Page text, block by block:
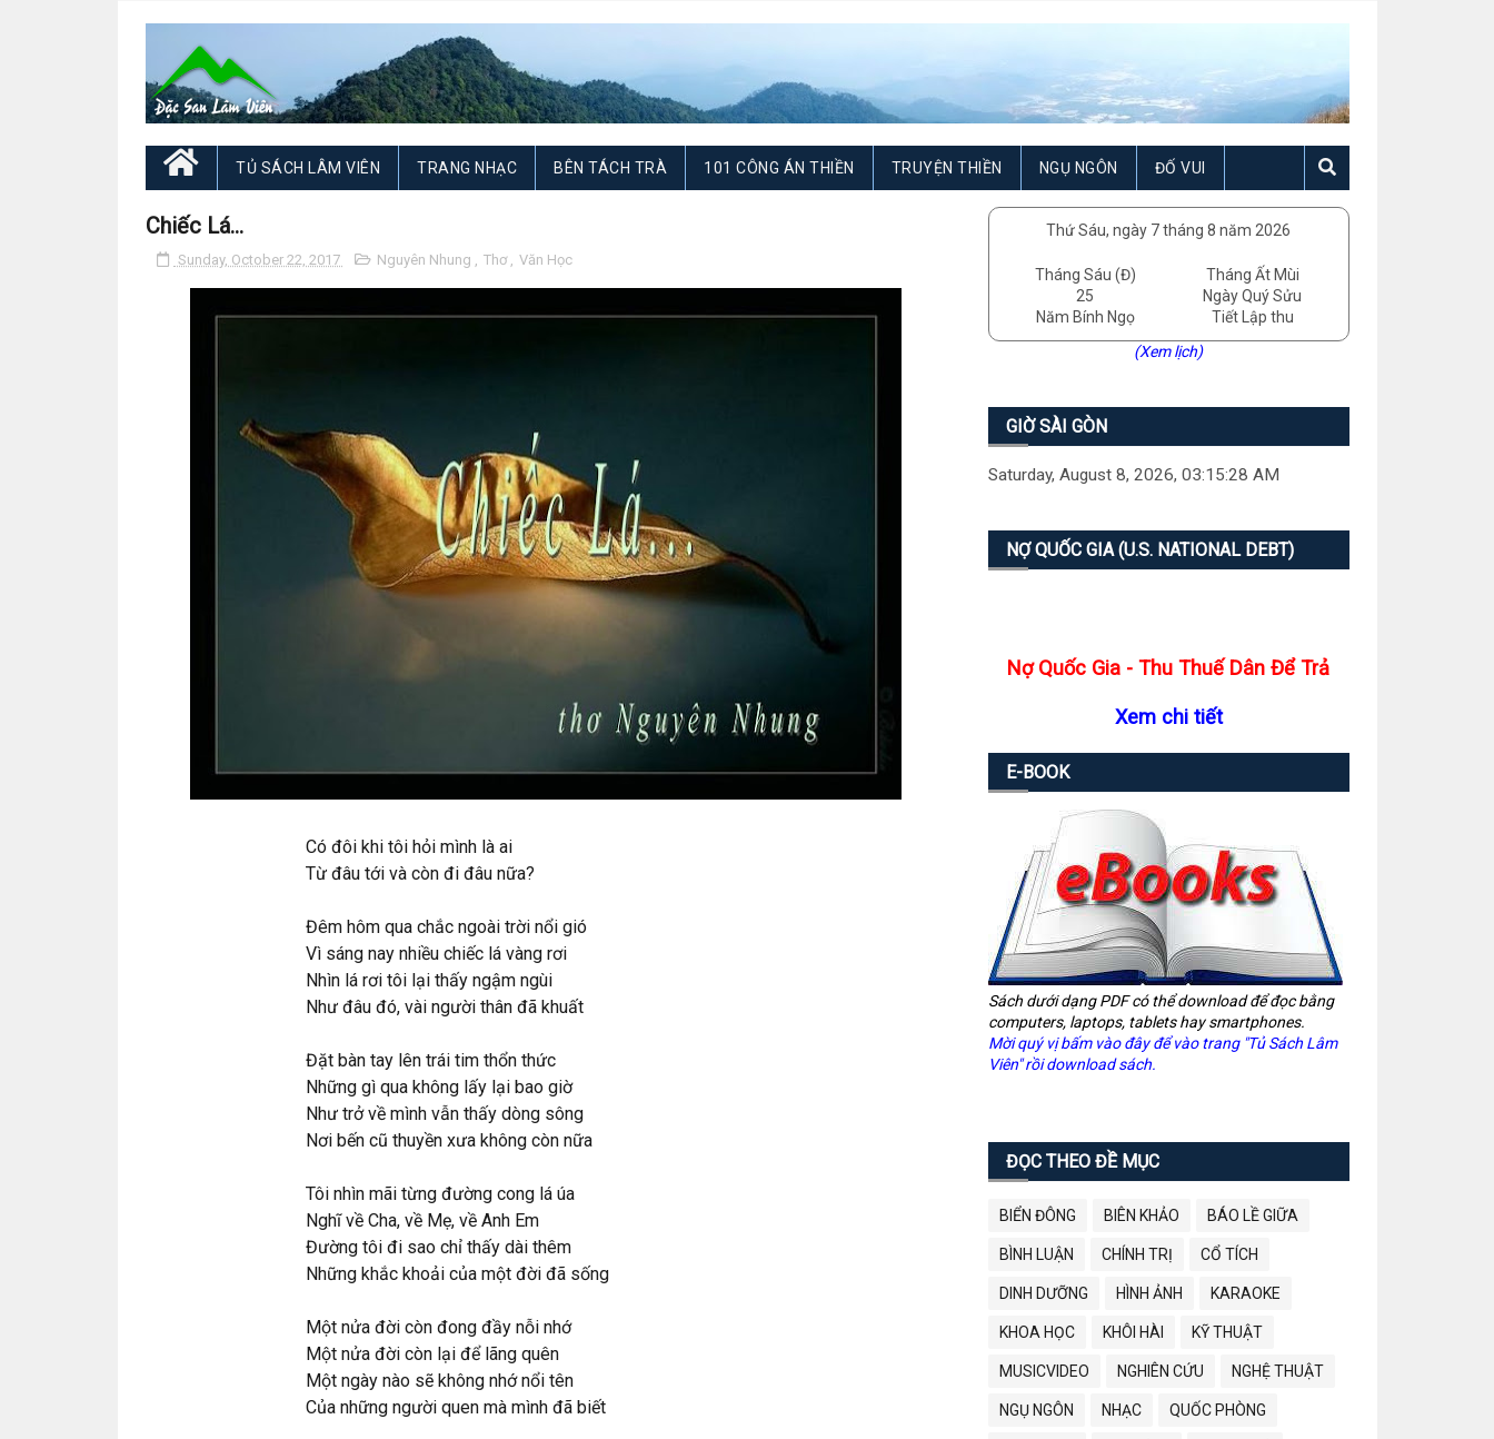
TỦ SÁCH LÂM VIÊN TRANG NHẠC BÊN TÁCH TRÀ 101 CÔNG ÁN THIỀN TRUYỆN THIỀN NGỤ NGÔN ĐỐ VUI
Chiếc Lá...
Sunday, October 22, 2017 Nguyên Nhung , Thơ , Văn Học
Có đôi khi tôi hỏi mình là ai
Từ đâu tới và còn đi đâu nữa?
Đêm hôm qua chắc ngoài trời nổi gió
Vì sáng nay nhiều chiếc lá vàng rơi
Nhìn lá rơi tôi lại thấy ngậm ngùi
Như đâu đó, vài người thân đã khuất
Đặt bàn tay lên trái tim thổn thức
Những gì qua không lấy lại bao giờ
Như trở về mình vẫn thấy dòng sông
Nơi bến cũ thuyền xưa không còn nữa
Tôi nhìn mãi từng đường cong lá úa
Nghĩ về Cha, về Mẹ, về Anh Em
Đường tôi đi sao chỉ thấy dài thêm
Những khắc khoải của một đời đã sống
Một nửa đời còn đong đầy nỗi nhớ
Một nửa đời còn lại để lãng quên
Một ngày nào sẽ không nhớ nổi tên
Của những người quen mà mình đã biết
Thứ Sáu, ngày 7 tháng 8 năm 2026
Tháng Sáu (Đ)
25
Năm Bính Ngọ
Tháng Ất Mùi
Ngày Quý Sửu
Tiết Lập thu
(Xem lịch)
GIỜ SÀI GÒN
Saturday, August 8, 2026, 03:15:30 AM
NỢ QUỐC GIA (U.S. NATIONAL DEBT)
Nợ Quốc Gia - Thu Thuế Dân Để Trả
Xem chi tiết
E-BOOK
Sách dưới dạng PDF có thể download để đọc bằng
computers, laptops, tablets hay smartphones.
Mời quý vị bấm vào đây để vào trang "Tủ Sách Lâm
Viên" rồi download sách.
ĐỌC THEO ĐỀ MỤC
BIỂN ĐÔNG BIÊN KHẢO BÁO LỀ GIỮA
BÌNH LUẬN CHÍNH TRỊ CỔ TÍCH
DINH DƯỠNG HÌNH ẢNH KARAOKE
KHOA HỌC KHÔI HÀI KỸ THUẬT
MUSICVIDEO NGHIÊN CỨU NGHỆ THUẬT
NGỤ NGÔN NHẠC QUỐC PHÒNG